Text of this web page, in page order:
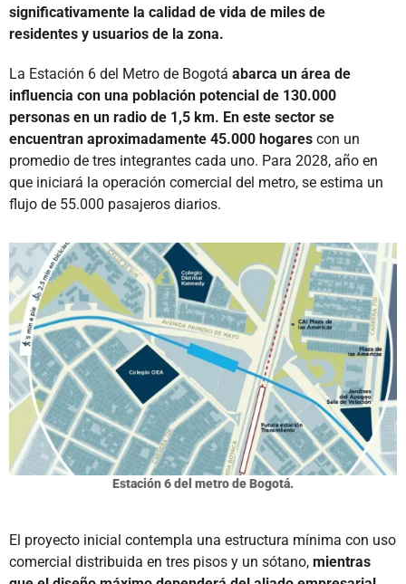
significativamente la calidad de vida de miles de
residentes y usuarios de la zona.
La Estación 6 del Metro de Bogotá abarca un área de
influencia con una población potencial de 130.000
personas en un radio de 1,5 km. En este sector se
encuentran aproximadamente 45.000 hogares con un
promedio de tres integrantes cada uno. Para 2028, año en
que iniciará la operación comercial del metro, se estima un
flujo de 55.000 pasajeros diarios.
Estación 6 del metro de Bogotá.
El proyecto inicial contempla una estructura mínima con uso
comercial distribuida en tres pisos y un sótano, mientras